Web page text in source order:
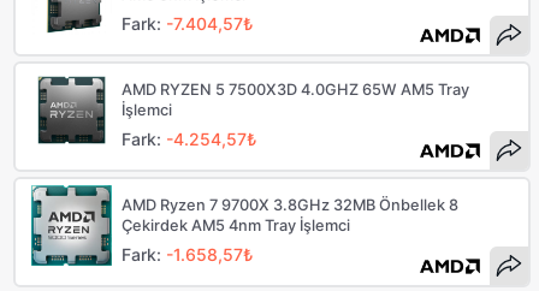
Fark: -7.404,57₺
AMD RYZEN 5 7500X3D 4.0GHZ 65W AM5 Tray
İşlemci
Fark: -4.254,57₺
AMD Ryzen 7 9700X 3.8GHz 32MB Önbellek 8
Çekirdek AM5 4nm Tray İşlemci
Fark: -1.658,57₺